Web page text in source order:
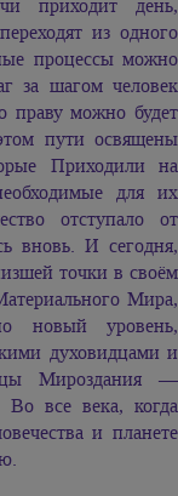
приходит день,
из одного
процессы можно
за шагом человек
праву можно будет
пути освящены
Приходили на
для их
отступало от
вновь. И сегодня,
точки в своём
Мира,
новый уровень,
духовидцами и
Мироздания —
Во все века, когда
и планете